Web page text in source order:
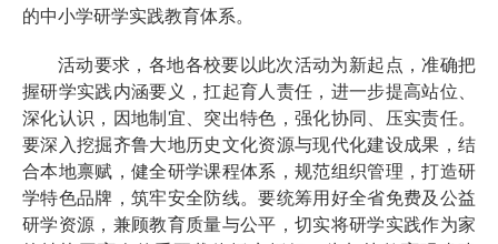
的中小学研学实践教育体系。
活动要求，各地各校要以此次活动为新起点，准确把
握研学实践内涵要义，扛起育人责任，进一步提高站位、
深化认识，因地制宜、突出特色，强化协同、压实责任。
要深入挖掘齐鲁大地历史文化资源与现代化建设成果，结
合本地禀赋，健全研学课程体系，规范组织管理，打造研
学特色品牌，筑牢安全防线。要统筹用好全省免费及公益
研学资源，兼顾教育质量与公平，切实将研学实践作为家